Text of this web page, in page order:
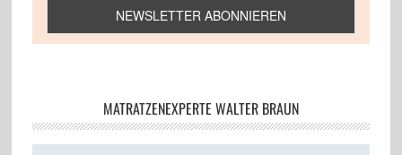
MATRATZENEXPERTE WALTER BRAUN